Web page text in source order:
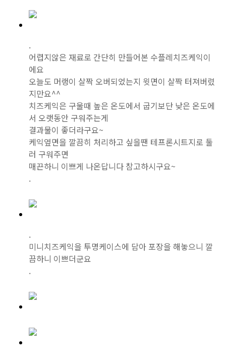
.
어렵지않은 재료로 간단히 만들어본 수플레치즈케익이
에요
오늘도 머랭이 살짝 오버되었는지 윗면이 살짝 터져버렸
지만요^^
치즈케익은 구울때 높은 온도에서 굽기보단 낮은 온도에
서 오랫동안 구워주는게
결과물이 좋더라구요~
케익옆면을 깔끔히 처리하고 싶을땐 테프론시트지로 둘
러 구워주면
매끈하니 이쁘게 나온답니다 참고하시구요~
.
.
미니치즈케익을 투명케이스에 담아 포장을 해놓으니 깔
끔하니 이쁘더군요
.